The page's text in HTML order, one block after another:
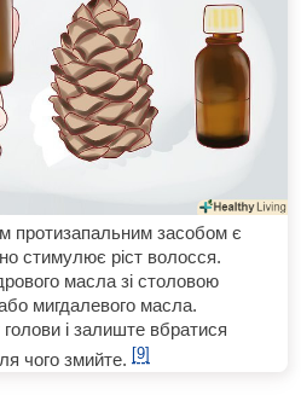
протизапальним засобом є
стимулює ріст волосся.
масла зі столовою
мигдалевого масла.
і залиште вбратися
чого змийте. [9]